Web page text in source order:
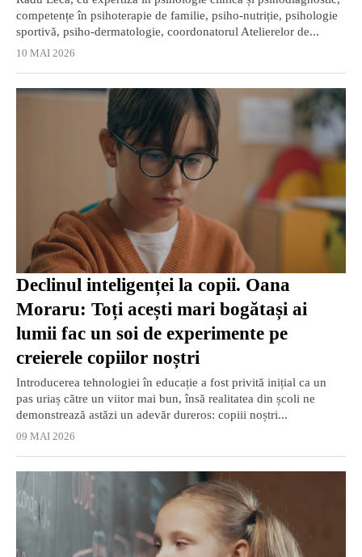
competențe în psihoterapie de familie, psiho-nutriție, psihologie
sportivă, psiho-dermatologie, coordonatorul Atelierelor de...
10 MAI 2026
Declinul inteligenței la copii. Oana
Moraru: Toți acești mari bogătași ai
lumii fac un soi de experimente pe
creierele copiilor noștri
Introducerea tehnologiei în educație a fost privită inițial ca un
pas uriaș către un viitor mai bun, însă realitatea din școli ne
demonstrează astăzi un adevăr dureros: copiii noștri...
09 MAI 2026
EXCLUSIV